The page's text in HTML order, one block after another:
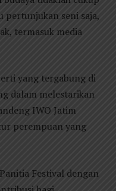
pertunjukan seni saja,
termasuk media
yang tergabung di
dalam melestarikan
IWO Jatim
perempuan yang
Festival dengan